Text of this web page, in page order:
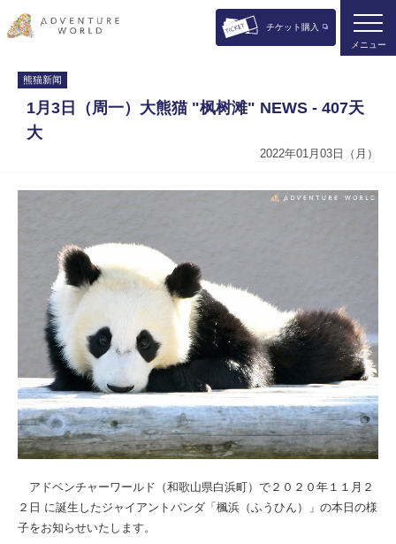
チケット購入
メニュー
熊猫新闻
1月3日（周一）大熊猫 "枫树滩" NEWS - 407天
大
2022年01月03日（月）
アドベンチャーワールド（和歌山県白浜町）で２０２０年１１月２
２日 に誕生したジャイアントパンダ「楓浜（ふうひん）」の本日の様
子をお知らせいたします。